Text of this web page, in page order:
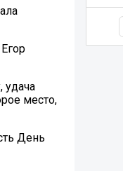
удача
место,
День